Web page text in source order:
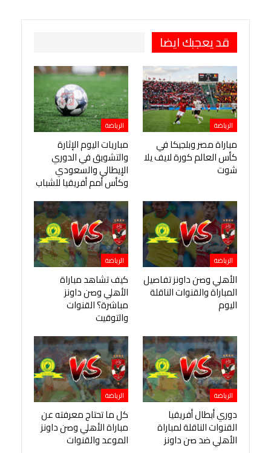
قد يعجبك ايضا
الرياضة
مباراة مصر وبلجيكا في
كأس العالم كورة لايف يلا
شوت
الرياضة
مباريات اليوم الإثارة
والتشويق في الدوري
الإيطالي والسعودي
وكأس أمم أفريقيا للشباب
الرياضة
الأهلي وصن داونز تفاصيل
المباراة والقنوات الناقلة
اليوم
الرياضة
كيف تشاهد مباراة
الأهلي وصن داونز
مباشرة؟ القنوات
والتوقيت
الرياضة
دوري أبطال أفريقيا
القنوات الناقلة لمباراة
الأهلي ضد صن داونز
الرياضة
كل ما تحتاج معرفته عن
مباراة الأهلي وصن داونز
الموعد والقنوات